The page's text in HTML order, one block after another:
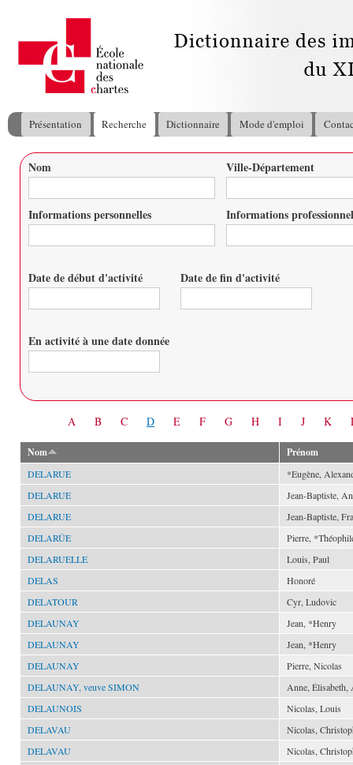
Menu principal
Présentation Recherche Dictionnaire Mode d'emploi
Vous êtes ici
Nom Ville-Département
Informations personnelles Informations
Date de début d'activité Date de fin d'activité
En activité à une date donnée
A B C D E F G H I J K
Nom Prénom
DELARUE
*Eugène,
DELARUE
Jean-Baptiste,
DELARUE
Jean-Baptiste,
DELARÜE
Pierre,
DELARUELLE
Louis, Paul
DELAS
Honoré
DELATOUR
Cyr, Ludovic
DELAUNAY
Jean, *Henry
DELAUNAY
Jean, *Henry
DELAUNAY
Pierre, Nicolas
DELAUNAY, veuve SIMON
Anne, Élisabeth,
DELAUNOIS
Nicolas, Louis
DELAVAU
Nicolas,
DELAVAU
Nicolas,